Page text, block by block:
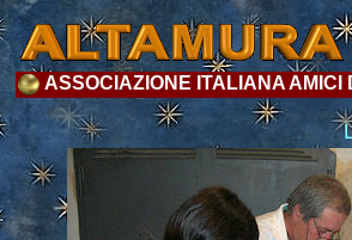
ASSOCIAZIONE ITALIANA AMICI